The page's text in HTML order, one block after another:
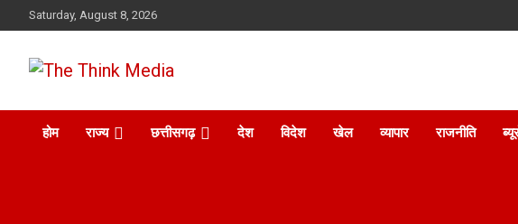
to
Saturday, August 8, 2026
The Think Media
होम राज्य छत्तीसगढ़ देश विदेश खेल व्यापार राजनीति